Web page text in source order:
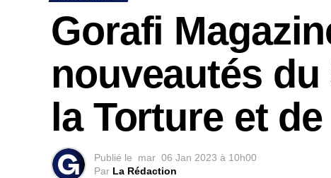
Gorafi
nouveautés
la Torture et
Publié le mar 06 Jan 2023 à 10h00
Par La Rédaction